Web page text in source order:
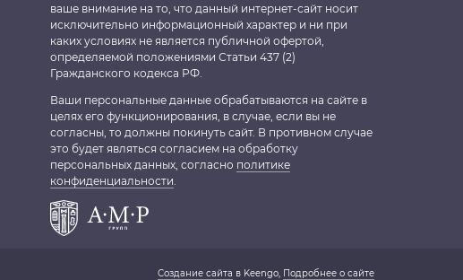
ваше внимание на то, что данный интернет-сайт носит
исключительно информационный характер и ни при
каких условиях не является публичной офертой,
определяемой положениями Статьи 437 (2)
Гражданского кодекса РФ.
Ваши персональные данные обрабатываются на сайте в
целях его функционирования, в случае, если вы не
согласны, то должны покинуть сайт. В противном случае
это будет являться согласием на обработку
персональных данных, согласно политике
конфиденциальности.
Создание сайта в Keengo, Подробнее о сайте